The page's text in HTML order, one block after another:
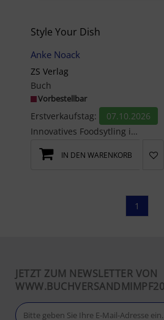
Style Your Dish
Anke Noack
ZS Verlag
Buch
Vorbestellbar
Erstverkaufstag:
07.10.2026
Innovatives Foodsytling ist die Passion von Anke Noack und Anna Pribyl. Nach dem bahnbrechenden E...
IN DEN WARENKORB
1
JETZT ZUM NEWSLETTER VON